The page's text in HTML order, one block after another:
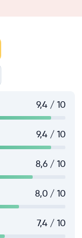
9,4 / 10
9,4 / 10
8,6 / 10
8,0 / 10
7,4 / 10